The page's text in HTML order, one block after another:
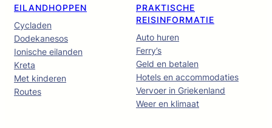
EILANDHOPPEN
Cycladen
Dodekanesos
Ionische eilanden
Kreta
Met kinderen
Routes
PRAKTISCHE
REISINFORMATIE
Auto huren
Ferry’s
Geld en betalen
Hotels en accommodaties
Vervoer in Griekenland
Weer en klimaat